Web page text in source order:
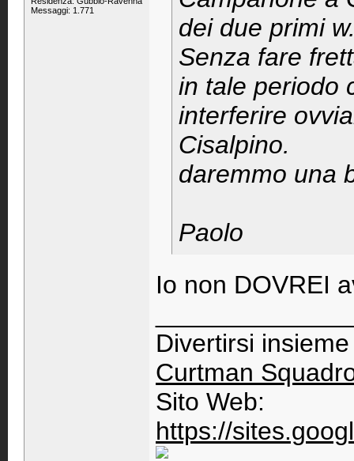
Messaggi: 1.771
dei due primi
Senza fare
in tale periodo
interferire
Cisalpino.
daremmo una
Paolo
Io non DOVREI
Divertirsi
Curtman
Sito Web:
https://